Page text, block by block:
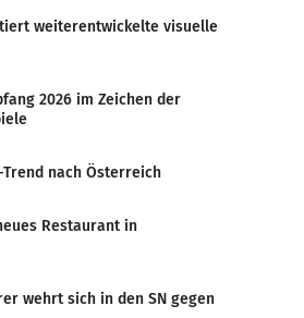
weiterentwickelte visuelle
2026 im Zeichen der
nach Österreich
Restaurant in
wehrt sich in den SN gegen